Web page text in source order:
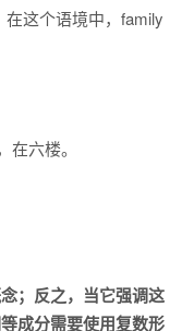
在这个语境中，family
六楼。
；反之，当它强调这
成分需要使用复数形